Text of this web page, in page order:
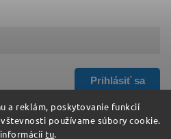
a reklám, poskytovanie funkcií
používame súbory cookie.
tu.
Prihlásiť sa